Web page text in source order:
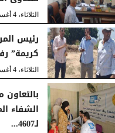
الخميس، 6 أغسطس 2026 04:59 مـ
الثلاثاء، 4 أغسطس 2026
رئيس
كريمة”
الثلاثاء، 4 أغسطس 2026
الشفاء
لـ4607...